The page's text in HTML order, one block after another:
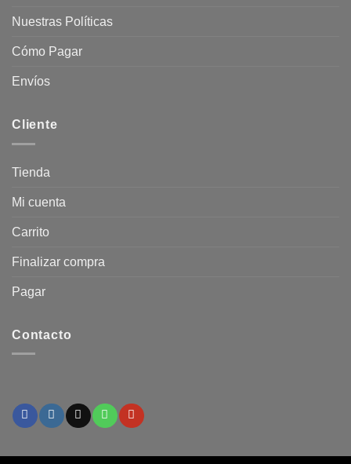
Nuestras Políticas
Cómo Pagar
Envíos
Cliente
Tienda
Mi cuenta
Carrito
Finalizar compra
Pagar
Contacto